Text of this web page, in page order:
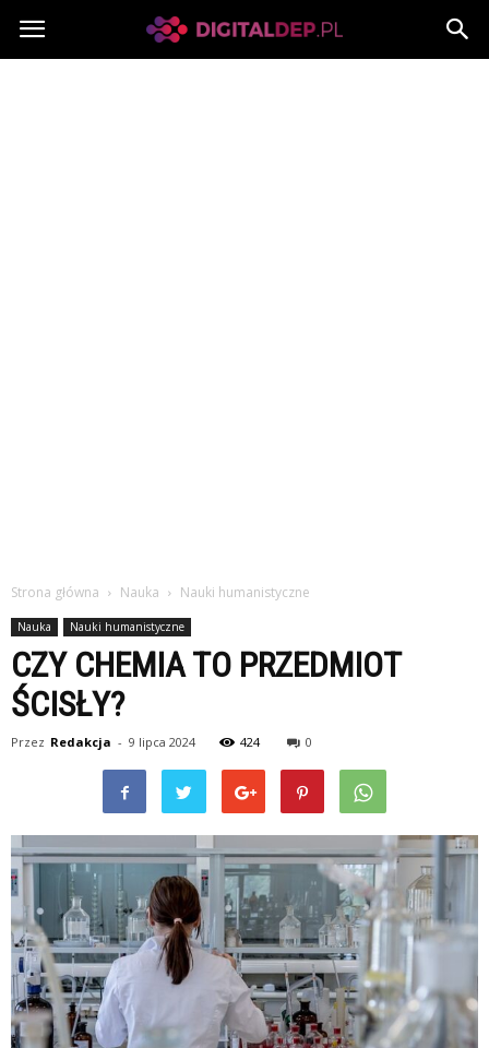
Digitaldep.pl
Strona główna Nauka Nauki humanistyczne
Nauka Nauki humanistyczne
CZY CHEMIA TO PRZEDMIOT
ŚCISŁY?
Przez Redakcja - 9 lipca 2024 424 0